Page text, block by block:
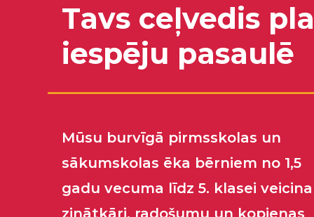
Tavs ceļvedis
iespēju pasaulē
Mūsu burvīgā pirmsskolas un
sākumskolas ēka bērniem no 1,5
gadu vecuma līdz 5. klasei veicina
zinātkāri, radošumu un kopienas